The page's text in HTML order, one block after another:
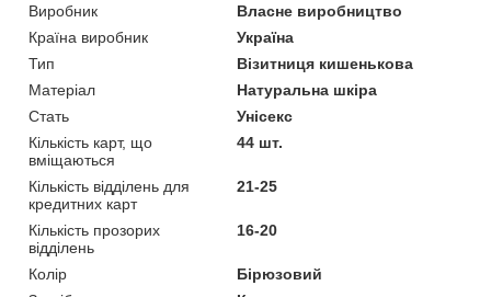
Виробник
Власне виробництво
Країна виробник
Україна
Тип
Візитниця кишенькова
Матеріал
Натуральна шкіра
Стать
Унісекс
Кількість карт, що
вміщаються
44 шт.
Кількість відділень для
кредитних карт
21-25
Кількість прозорих
відділень
16-20
Колір
Бірюзовий